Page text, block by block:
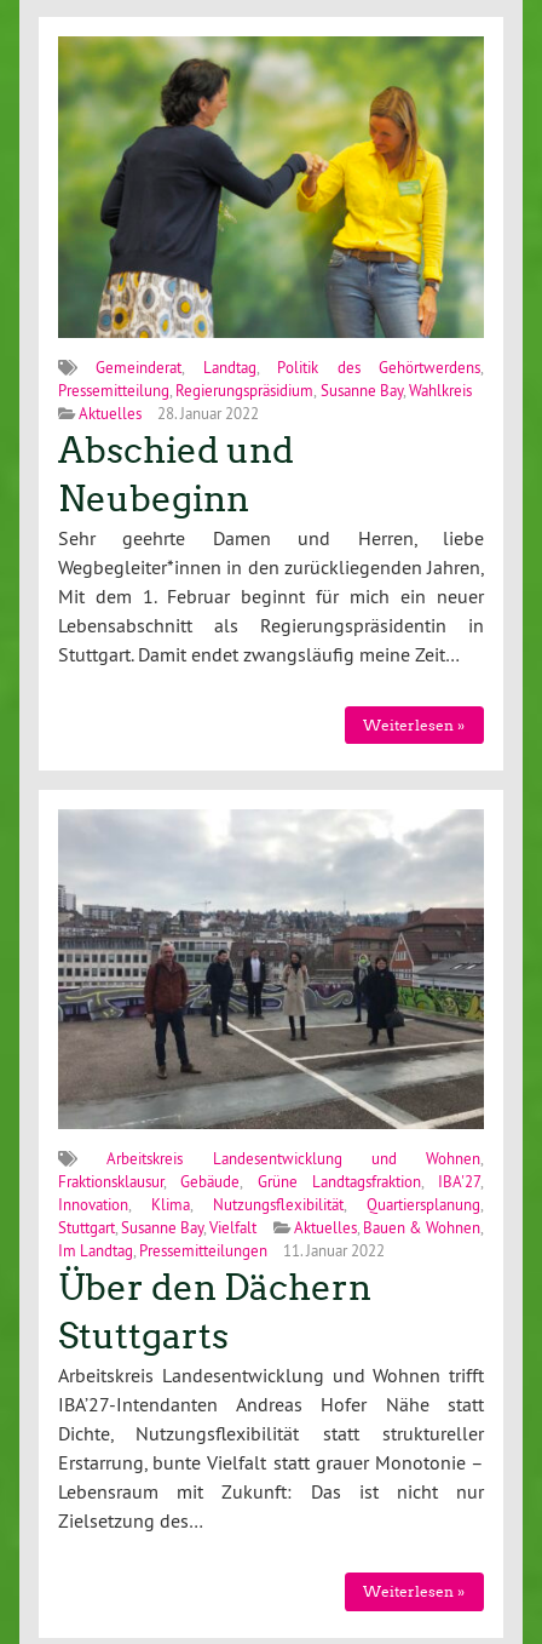
Gemeinderat Landtag Politik des Gehörtwerdens
Pressemitteilung Regierungspräsidium Susanne Bay, Wahlkreis
Aktuelles
28. Januar 2022
Abschied und
Neubeginn
Sehr geehrte Damen und Herren, liebe
Wegbegleiter*innen in den zurückliegenden Jahren,
Mit dem 1. Februar beginnt für mich ein neuer
Lebensabschnitt als Regierungspräsidentin in
Stuttgart. Damit endet zwangsläufig meine Zeit…
Weiterlesen »
Arbeitskreis Landesentwicklung und Wohnen,
Fraktionsklausur,Gebäude, Grüne Landtagsfraktion, IBA'27,
Innovation, Klima, Nutzungsflexibilität, Quartiersplanung,
Stuttgart,Susanne Bay,Vielfalt Aktuelles, Bauen & Wohnen,
Im Landtag, Pressemitteilungen 11. Januar 2022
Über den Dächern
Stuttgarts
Arbeitskreis Landesentwicklung und Wohnen trifft
IBA’27-Intendanten Andreas Hofer Nähe statt
Dichte, Nutzungsflexibilität statt struktureller
Erstarrung, bunte Vielfalt statt grauer Monotonie –
Lebensraum mit Zukunft: Das ist nicht nur
Zielsetzung des…
Weiterlesen »